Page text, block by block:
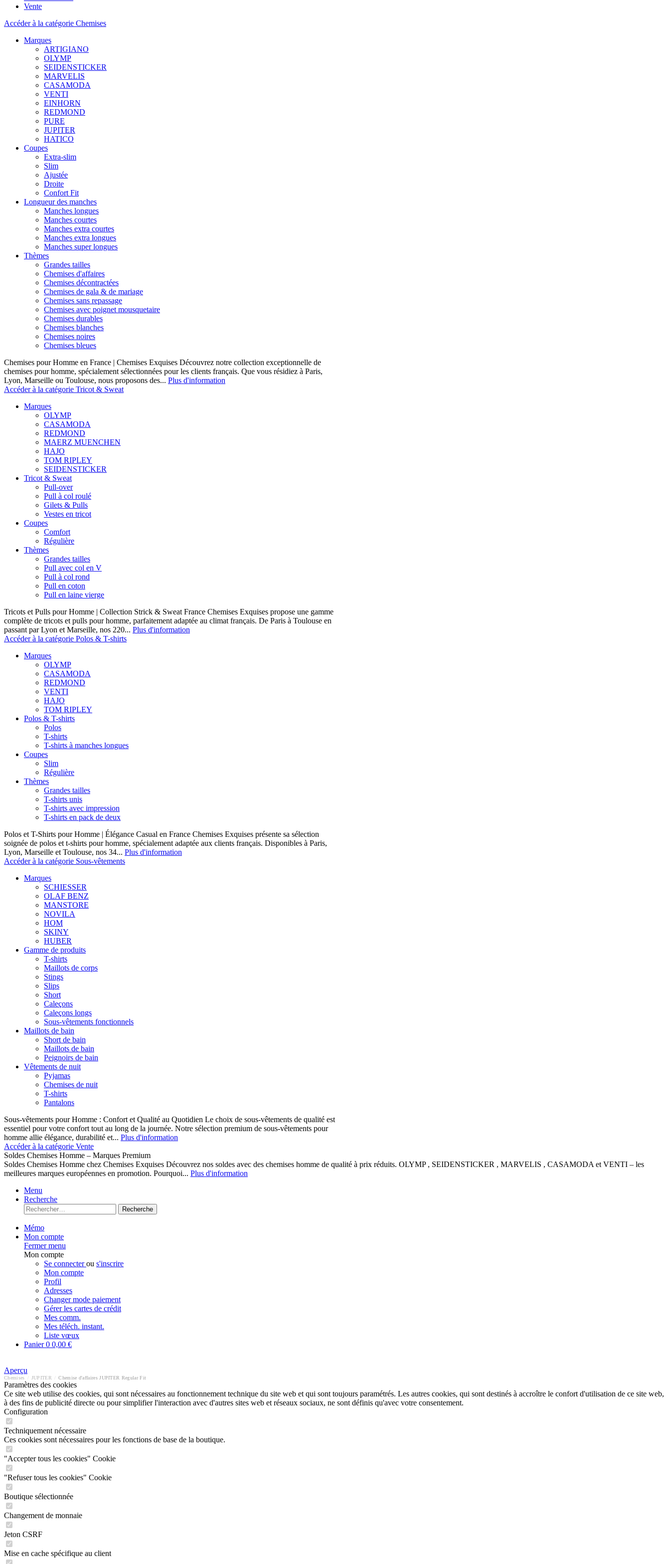
Vente
Accéder à la catégorie Chemises
Marques
ARTIGIANO
OLYMP
SEIDENSTICKER
MARVELIS
CASAMODA
VENTI
EINHORN
REDMOND
PURE
JUPITER
HATICO
Coupes
Extra-slim
Slim
Ajustée
Droite
Confort Fit
Longueur des manches
Manches longues
Manches courtes
Manches extra courtes
Manches extra longues
Manches super longues
Thèmes
Grandes tailles
Chemises d'affaires
Chemises décontractées
Chemises de gala & de mariage
Chemises sans repassage
Chemises avec poignet mousquetaire
Chemises durables
Chemises blanches
Chemises noires
Chemises bleues
Chemises pour Homme en France | Chemises Exquises Découvrez notre collection exceptionnelle de
chemises pour homme, spécialement sélectionnées pour les clients français. Que vous résidiez à Paris,
Lyon, Marseille ou Toulouse, nous proposons des... Plus d'information
Accéder à la catégorie Tricot & Sweat
Marques
OLYMP
CASAMODA
REDMOND
MAERZ MUENCHEN
HAJO
TOM RIPLEY
SEIDENSTICKER
Tricot & Sweat
Pull-over
Pull à col roulé
Gilets & Pulls
Vestes en tricot
Coupes
Comfort
Régulière
Thèmes
Grandes tailles
Pull avec col en V
Pull à col rond
Pull en coton
Pull en laine vierge
Tricots et Pulls pour Homme | Collection Strick & Sweat France Chemises Exquises propose une gamme
complète de tricots et pulls pour homme, parfaitement adaptée au climat français. De Paris à Toulouse en
passant par Lyon et Marseille, nos 220... Plus d'information
Accéder à la catégorie Polos & T-shirts
Marques
OLYMP
CASAMODA
REDMOND
VENTI
HAJO
TOM RIPLEY
Polos & T-shirts
Polos
T-shirts
T-shirts à manches longues
Coupes
Slim
Régulière
Thèmes
Grandes tailles
T-shirts unis
T-shirts avec impression
T-shirts en pack de deux
Polos et T-Shirts pour Homme | Élégance Casual en France Chemises Exquises présente sa sélection
soignée de polos et t-shirts pour homme, spécialement adaptée aux clients français. Disponibles à Paris,
Lyon, Marseille et Toulouse, nos 34... Plus d'information
Accéder à la catégorie Sous-vêtements
Marques
SCHIESSER
OLAF BENZ
MANSTORE
NOVILA
HOM
SKINY
HUBER
Gamme de produits
T-shirts
Maillots de corps
Stings
Slips
Short
Caleçons
Caleçons longs
Sous-vêtements fonctionnels
Maillots de bain
Short de bain
Maillots de bain
Peignoirs de bain
Vêtements de nuit
Pyjamas
Chemises de nuit
T-shirts
Pantalons
Sous-vêtements pour Homme : Confort et Qualité au Quotidien Le choix de sous-vêtements de qualité est
essentiel pour votre confort tout au long de la journée. Notre sélection premium de sous-vêtements pour
homme allie élégance, durabilité et... Plus d'information
Accéder à la catégorie Vente
Soldes Chemises Homme – Marques Premium
Soldes Chemises Homme chez Chemises Exquises Découvrez nos soldes avec des chemises homme de qualité à prix réduits. OLYMP , SEIDENSTICKER , MARVELIS , CASAMODA et VENTI – les
meilleures marques européennes en promotion. Pourquoi... Plus d'information
Menu
Recherche
Recherche
Mémo
Mon compte
Fermer menu
Mon compte
Se connecterou s'inscrire
Mon compte
Profil
Adresses
Changer mode paiement
Gérer les cartes de crédit
Mes comm.
Mes téléch. instant.
Liste vœux
Panier0 0,00 €
Aperçu
Chemises JUPITER Chemise d'affaires JUPITER Regular Fit
Paramètres des cookies
Ce site web utilise des cookies, qui sont nécessaires au fonctionnement technique du site web et qui sont toujours paramétrés. Les autres cookies, qui sont destinés à accroître le confort d'utilisation de ce site web,
à des fins de publicité directe ou pour simplifier l'interaction avec d'autres sites web et réseaux sociaux, ne sont définis qu'avec votre consentement.
Configuration
Techniquement nécessaire
Ces cookies sont nécessaires pour les fonctions de base de la boutique.
"Accepter tous les cookies" Cookie
"Refuser tous les cookies" Cookie
Boutique sélectionnée
Changement de monnaie
Jeton CSRF
Mise en cache spécifique au client